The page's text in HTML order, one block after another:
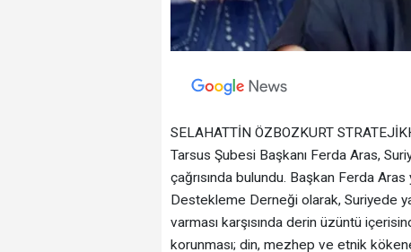
SELAHATTİN ÖZBOZKURT
Tarsus Şubesi Başkanı Ferda Aras,
çağrısında bulundu. Başkan Ferda Aras
Destekleme Derneği olarak, Suriyede
varması karşısında derin üzüntü
korunması; din, mezhep ve etnik